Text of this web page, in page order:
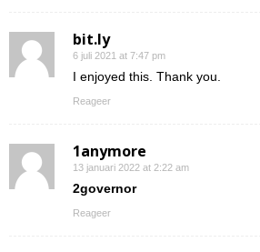
bit.ly
6 juli 2021 at 7:47 pm
I enjoyed this. Thank you.
Reageer
1anymore
13 januari 2022 at 2:22 am
2governor
Reageer